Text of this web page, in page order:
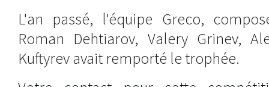
L'an passé, l'équipe Greco,
Roman Dehtiarov, Valery Grinev,
Kuftyrev avait remporté le trophée.